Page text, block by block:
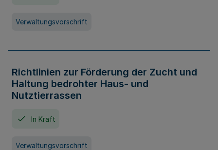
Verwaltungsvorschrift
Richtlinien zur Förderung der Zucht und
Haltung bedrohter Haus- und
Nutztierrassen
In Kraft
Verwaltungsvorschrift